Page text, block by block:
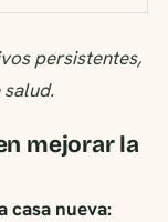
persistentes,
mejorar la
casa nueva: